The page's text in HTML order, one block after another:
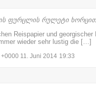
ფურცლის რულეტი
Reispapier und georgischer
wieder sehr lustig die […]
11. Juni 2014 19:33